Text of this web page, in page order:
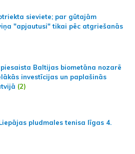
sieviete; par gūtajām
"apjautusi" tikai pēc atgriešanās
piesaista Baltijas biometāna nozarē
investīcijas un paplašinās
(2)
pludmales tenisa līgas 4.